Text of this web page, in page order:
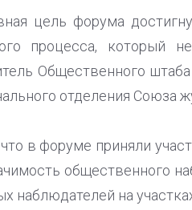
цель форума
процесса, который
Общественного
отделения Союза
в форуме приняли
общественного
наблюдателей на